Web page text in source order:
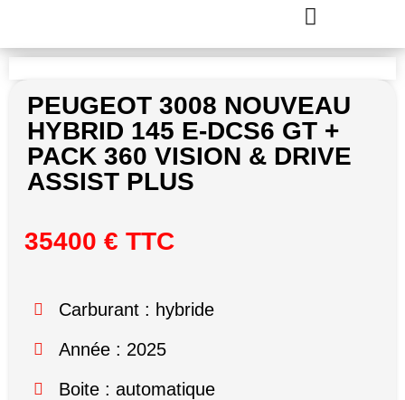
PEUGEOT 3008 NOUVEAU
HYBRID 145 E-DCS6 GT +
PACK 360 VISION & DRIVE
ASSIST PLUS
35400 € TTC
Carburant : hybride
Année : 2025
Boite : automatique